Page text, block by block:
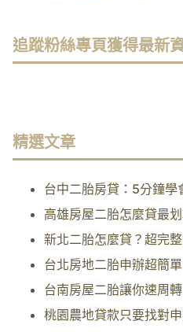
追蹤粉絲專頁獲得最新
精選文章
台中二胎房貸：5分鐘學
高雄房屋二胎怎麼貸最
新北二胎怎麼貸？超完
台北房地二胎申辦超簡
台南房屋二胎讓你速周
桃園農地貸款只要找對